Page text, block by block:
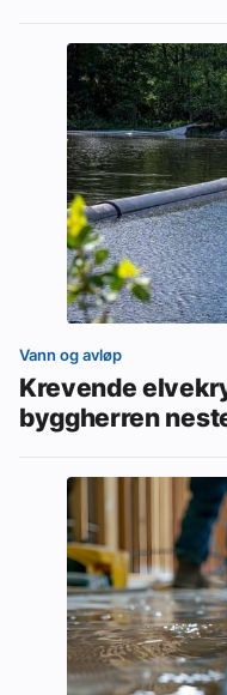
Vann og avløp
Krevende
byggherren